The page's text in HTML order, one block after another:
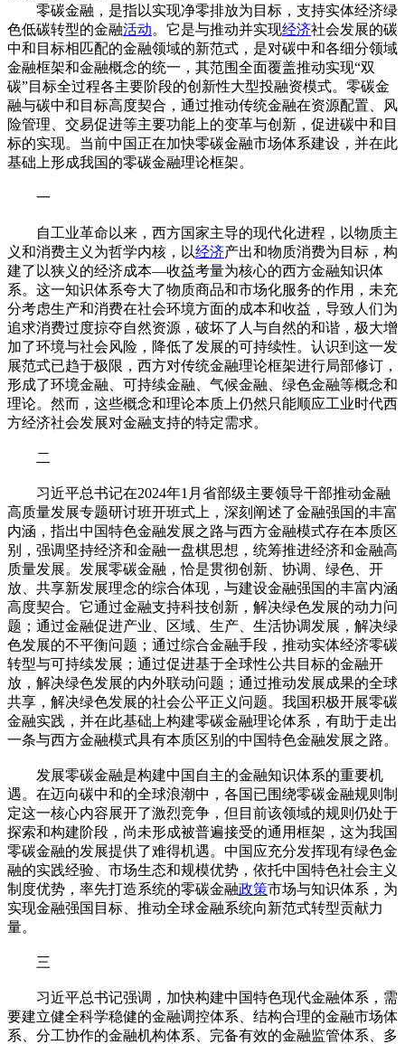
零碳金融，是指以实现净零排放为目标，支持实体经济绿
色低碳转型的金融活动。它是与推动并实现经济社会发展的碳
中和目标相匹配的金融领域的新范式，是对碳中和各细分领域
金融框架和金融概念的统一，其范围全面覆盖推动实现“双
碳”目标全过程各主要阶段的创新性大型投融资模式。零碳金
融与碳中和目标高度契合，通过推动传统金融在资源配置、风
险管理、交易促进等主要功能上的变革与创新，促进碳中和目
标的实现。当前中国正在加快零碳金融市场体系建设，并在此
基础上形成我国的零碳金融理论框架。
一
自工业革命以来，西方国家主导的现代化进程，以物质主
义和消费主义为哲学内核，以经济产出和物质消费为目标，构
建了以狭义的经济成本—收益考量为核心的西方金融知识体
系。这一知识体系夸大了物质商品和市场化服务的作用，未充
分考虑生产和消费在社会环境方面的成本和收益，导致人们为
追求消费过度掠夺自然资源，破坏了人与自然的和谐，极大增
加了环境与社会风险，降低了发展的可持续性。认识到这一发
展范式已趋于极限，西方对传统金融理论框架进行局部修订，
形成了环境金融、可持续金融、气候金融、绿色金融等概念和
理论。然而，这些概念和理论本质上仍然只能顺应工业时代西
方经济社会发展对金融支持的特定需求。
二
习近平总书记在2024年1月省部级主要领导干部推动金融
高质量发展专题研讨班开班式上，深刻阐述了金融强国的丰富
内涵，指出中国特色金融发展之路与西方金融模式存在本质区
别，强调坚持经济和金融一盘棋思想，统筹推进经济和金融高
质量发展。发展零碳金融，恰是贯彻创新、协调、绿色、开
放、共享新发展理念的综合体现，与建设金融强国的丰富内涵
高度契合。它通过金融支持科技创新，解决绿色发展的动力问
题；通过金融促进产业、区域、生产、生活协调发展，解决绿
色发展的不平衡问题；通过综合金融手段，推动实体经济零碳
转型与可持续发展；通过促进基于全球性公共目标的金融开
放，解决绿色发展的内外联动问题；通过推动发展成果的全球
共享，解决绿色发展的社会公平正义问题。我国积极开展零碳
金融实践，并在此基础上构建零碳金融理论体系，有助于走出
一条与西方金融模式具有本质区别的中国特色金融发展之路。
发展零碳金融是构建中国自主的金融知识体系的重要机
遇。在迈向碳中和的全球浪潮中，各国已围绕零碳金融规则制
定这一核心内容展开了激烈竞争，但目前该领域的规则仍处于
探索和构建阶段，尚未形成被普遍接受的通用框架，这为我国
零碳金融的发展提供了难得机遇。中国应充分发挥现有绿色金
融的实践经验、市场生态和规模优势，依托中国特色社会主义
制度优势，率先打造系统的零碳金融政策市场与知识体系，为
实现金融强国目标、推动全球金融系统向新范式转型贡献力
量。
三
习近平总书记强调，加快构建中国特色现代金融体系，需
要建立健全科学稳健的金融调控体系、结构合理的金融市场体
系、分工协作的金融机构体系、完备有效的金融监管体系、多